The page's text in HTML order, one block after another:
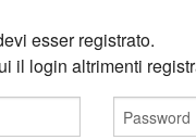
esser registrato.
il login altrimenti